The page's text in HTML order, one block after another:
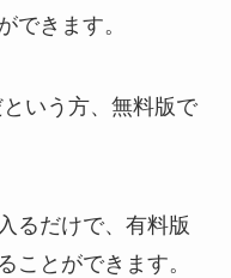
できます。
いう方、無料版で
るだけで、有料版
ことができます。